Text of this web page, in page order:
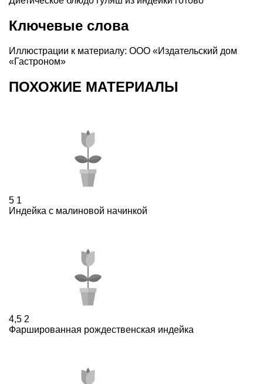
Ключевые слова
Иллюстрации к материалу: ООО «Издательский дом
«Гастроном»
ПОХОЖИЕ МАТЕРИАЛЫ
5 1
Индейка с малиновой начинкой
4,5 2
Фаршированная рождественская индейка